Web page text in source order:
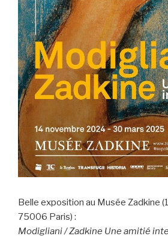
Belle exposition au Musée Zadkine
75006 Paris) :
Modigliani / Zadkine Une amitié